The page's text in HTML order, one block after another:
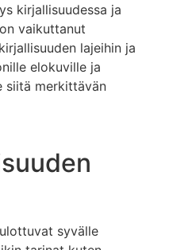
kirjallisuudessa ja
vaikuttanut
lajeihin ja
elokuville ja
siitä merkittävän
syvälle